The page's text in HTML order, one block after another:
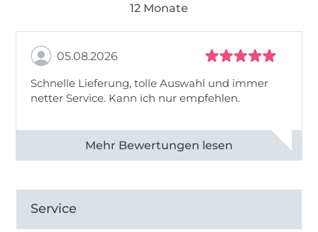
12 Monate
05.08.2026
Schnelle Lieferung, tolle Auswahl und immer
netter Service. Kann ich nur empfehlen.
Alle 82930 Bewertungen ansehen
Service